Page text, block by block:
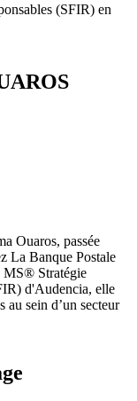
(SFIR) en
Ouaros, passée
La Banque Postale
MS® Stratégie
d'Audencia, elle
au sein d’un secteur